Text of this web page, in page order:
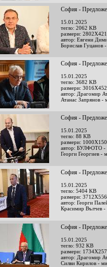
София -
15.01.2025
тегло: 2062 KB
размери:
автор: Евгени
Борислав Гуцанов
София -
15.01.2025
тегло: 3682 KB
размери:
автор: Драгомир
Атанас Запрянов -
София -
15.01.2025
тегло: 88 KB
размери:
автор: БУЛФОТО -
Георги Георгиев -
София -
15.01.2025
тегло: 5404 KB
размери:
автор: Георги
Красимир Вълчев -
София -
15.01.2025
тегло: 932 KB
размери:
автор: Драгомир
Силви Кирилов -